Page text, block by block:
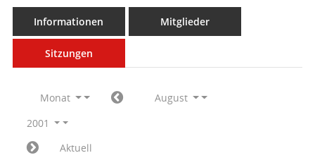
Informationen Mitglieder
Sitzungen
Monat
August
2001
Aktuell